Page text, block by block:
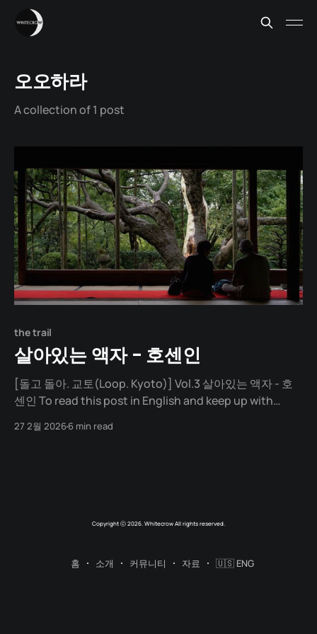
오오하라
A collection of 1 post
the trail
살아있는 액자 - 호센인
[돌고 돌아. 교토(Loop. Kyoto)] Vol.3 살아있는 액자 - 호
센인 To read this post in English and keep up with
센인 오오하라. 교토 시내에서 한참을 더 들어간 곳. 깜깜한
27 2월 20266 min read
Copyright ⓒ 2026. Whitecrow All rights reserved.
홈 소개 커뮤니티 자료 🇺🇸 ENG